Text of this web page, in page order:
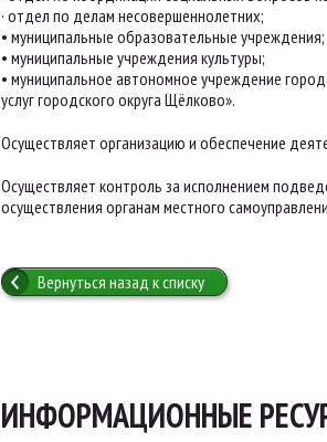
· отдел по делам несовершеннолетних;
• муниципальные образовательные учреждения;
• муниципальные учреждения культуры;
• муниципальное автономное учреждение
услуг городского округа Щёлково».
Осуществляет организацию и обеспечение
Осуществляет контроль за исполнением
осуществления органам местного
Вернуться назад к списку
ИНФОРМАЦИОННЫЕ